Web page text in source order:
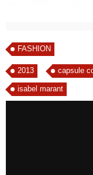
FASHION
2013 capsule
isabel marant